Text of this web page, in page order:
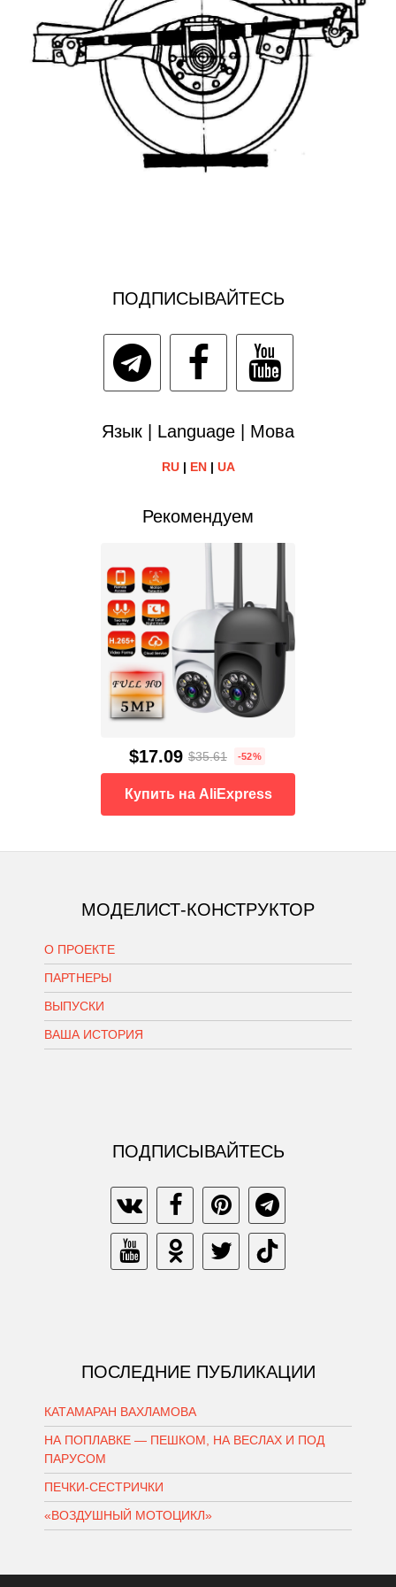
ПОДПИСЫВАЙТЕСЬ
Язык | Language | Мова
RU| EN| UA
Рекомендуем
$17.09 $35.61 -52%
Купить на AliExpress
МОДЕЛИСТ-КОНСТРУКТОР
О ПРОЕКТЕ
ПАРТНЕРЫ
ВЫПУСКИ
ВАША ИСТОРИЯ
ПОДПИСЫВАЙТЕСЬ
ПОСЛЕДНИЕ ПУБЛИКАЦИИ
КАТАМАРАН ВАХЛАМОВА
НА ПОПЛАВКЕ — ПЕШКОМ, НА ВЕСЛАХ И ПОД
ПАРУСОМ
ПЕЧКИ-СЕСТРИЧКИ
«ВОЗДУШНЫЙ МОТОЦИКЛ»